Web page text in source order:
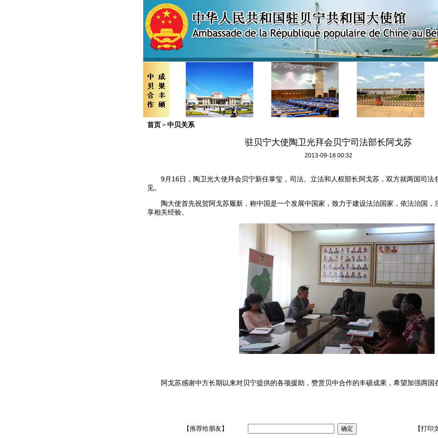
首页 > 中贝关系
驻贝宁大使陶卫光拜会贝宁司法部长阿戈苏
2013-09-18 00:32
9月 16日，陶卫光大使拜会贝宁新任掌玺，司法、立法和人权部长阿戈苏，双方就两国司法
见。
陶大使首先祝贺阿戈苏履新，称中国是一个发展中国家，致力于建设法治国家，依法治国，
享相关经验。
阿戈苏感谢中方长期以来对贝宁提供的各项援助，赞赏贝中合作的丰硕成果，希望加强两国
【推荐给朋友】 【打印